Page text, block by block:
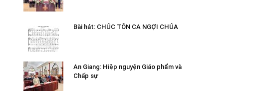
Bài hát: CHÚC TÔN CA NGỢI CHÚA
An Giang: Hiệp nguyện Giáo phẩm và
Chấp sự